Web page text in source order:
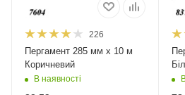
226
Пергамент 285 мм х 10 м
Коричневий
В наявності